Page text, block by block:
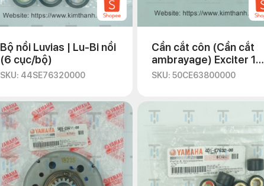
Bộ nồi Luvias | Lu-Bi nồi
(6 cục/bộ)
SKU: 44SE76320000
Cần cắt côn (Cần cắt
ambrayage) Exciter 135
2011
SKU: 50CE63800000